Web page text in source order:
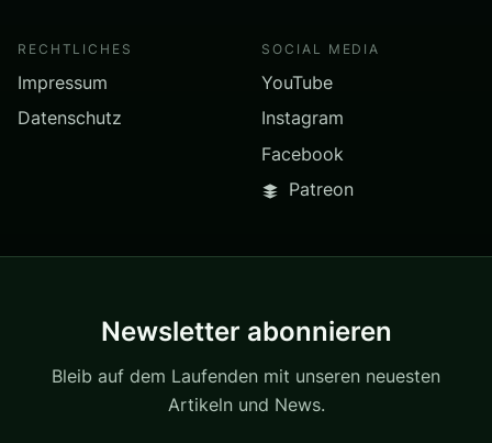
RECHTLICHES
Impressum
Datenschutz
SOCIAL MEDIA
YouTube
Instagram
Facebook
Patreon
Newsletter abonnieren
Bleib auf dem Laufenden mit unseren neuesten
Artikeln und News.